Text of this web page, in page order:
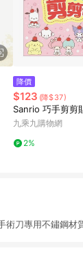
降價
$123 (降$37)
Sanrio 巧手剪剪
九乘九購物網
2%
術刀專用不鏽鋼材